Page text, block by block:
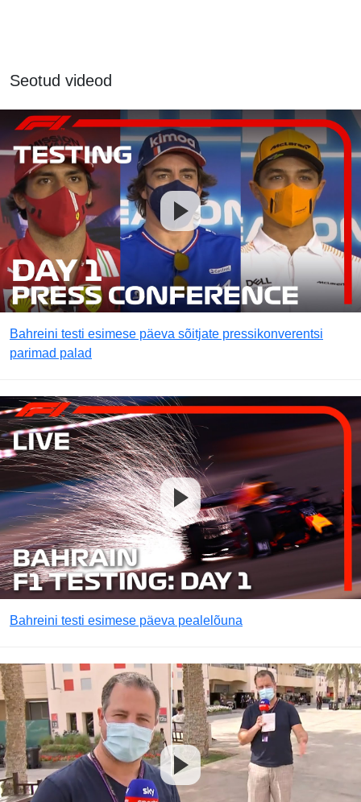
Seotud videod
Bahreini testi esimese päeva sõitjate pressikonverentsi
parimad palad
Bahreini testi esimese päeva pealelõuna